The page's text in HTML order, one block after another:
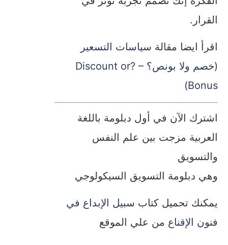
القرار.
اقرأ ايضا مقالة سياسات التسعير
(خصم ولا بونص؟ – ?Discount or
Bonus)
اشترك الآن في أول دبلومة باللغة
العربية مزجت بين علم النفس
والتسويق
وهي دبلومة التسويق السيكولوجي
يمكنك تحميل كتاب سبيل الإبداع في
فنون الإقناع من علي الموقع